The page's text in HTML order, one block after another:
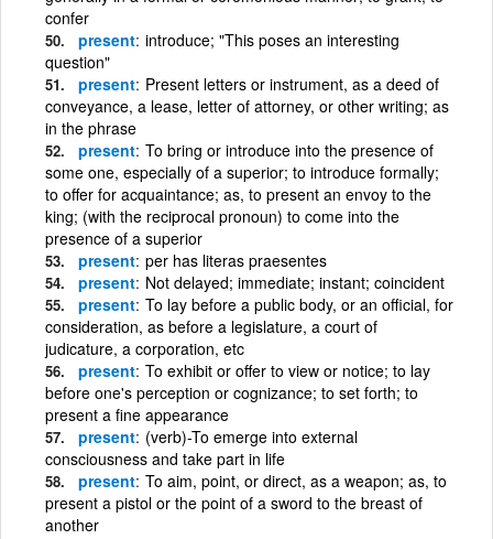
confer
present introduce; "This poses an interesting
question"
present Present letters or instrument, as a deed of
conveyance, a lease, letter of attorney, or other writing; as
in the phrase
present To bring or introduce into the presence of
some one, especially of a superior; to introduce formally;
to offer for acquaintance; as, to present an envoy to the
king; (with the reciprocal pronoun) to come into the
presence of a superior
present per has literas praesentes
present Not delayed; immediate; instant; coincident
present To lay before a public body, or an official, for
consideration, as before a legislature, a court of
judicature, a corporation, etc
present To exhibit or offer to view or notice; to lay
before one's perception or cognizance; to set forth; to
present a fine appearance
present (verb)-To emerge into external
consciousness and take part in life
present To aim, point, or direct, as a weapon; as, to
present a pistol or the point of a sword to the breast of
another